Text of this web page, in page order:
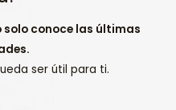
solo conoce las últimas
ser útil para ti.